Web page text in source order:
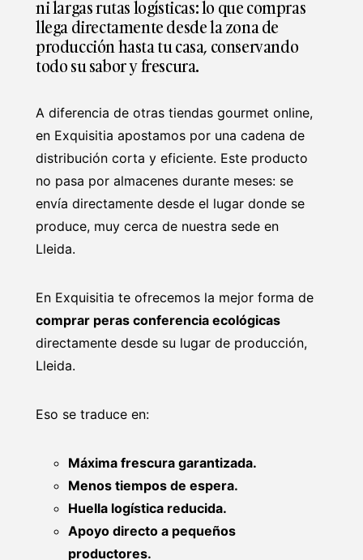
ni largas rutas logísticas: lo que compras
llega directamente desde la zona de
producción hasta tu casa, conservando
todo su sabor y frescura.
A diferencia de otras tiendas gourmet online,
en Exquisitia apostamos por una cadena de
distribución corta y eficiente. Este producto
no pasa por almacenes durante meses: se
envía directamente desde el lugar donde se
produce, muy cerca de nuestra sede en
Lleida.
En Exquisitia te ofrecemos la mejor forma de
comprar peras conferencia ecológicas
directamente desde su lugar de producción,
Lleida.
Eso se traduce en:
Máxima frescura garantizada.
Menos tiempos de espera.
Huella logística reducida.
Apoyo directo a pequeños
productores.